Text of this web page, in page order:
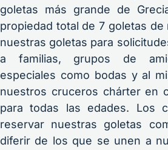
goletas más grande de
propiedad total de 7 goletas de
nuestras goletas para
a familias, grupos de
especiales como bodas y al
nuestros cruceros chárter en
para todas las edades. Los
reservar nuestras goletas
diferir de los que se unen a